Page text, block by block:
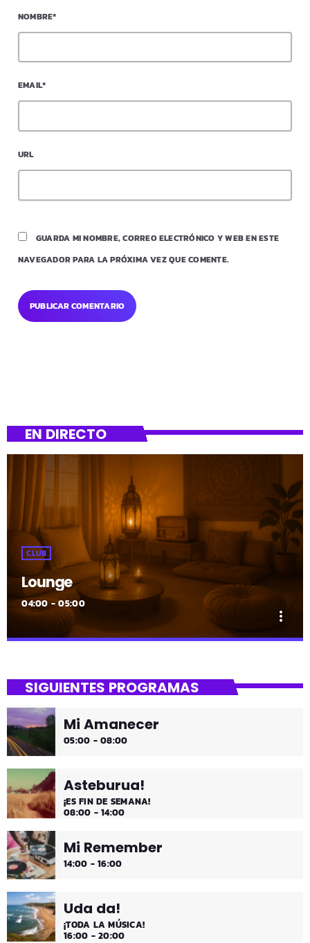
NOMBRE*
EMAIL*
URL
GUARDA MI NOMBRE, CORREO ELECTRÓNICO Y WEB EN ESTE
NAVEGADOR PARA LA PRÓXIMA VEZ QUE COMENTE.
EN DIRECTO
CLUB
Lounge
04:00 - 05:00
more_vert
Hora de desconectar de todo
Es hora de ir desconectando, y qué mejor que hacerlo
con sonidos que nos transportan, tal vez, a islas
paradisíacas. ¿Hace una infusión? ¿Un mojito?
SIGUIENTES PROGRAMAS
Mi Amanecer
05:00 - 08:00
Asteburua!
¡ES FIN DE SEMANA!
08:00 - 14:00
Mi Remember
14:00 - 16:00
Uda da!
¡TODA LA MÚSICA!
16:00 - 20:00